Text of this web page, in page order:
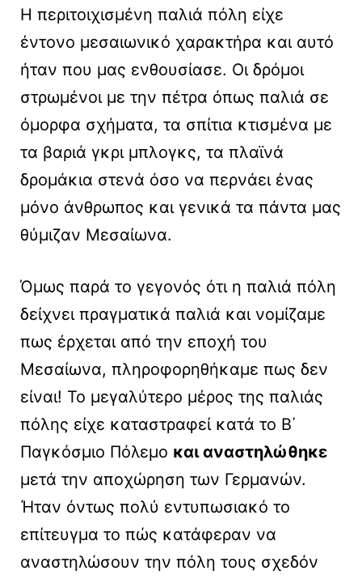
Η περιτοιχισμένη παλιά πόλη είχε
έντονο μεσαιωνικό χαρακτήρα και αυτό
ήταν που μας ενθουσίασε. Οι δρόμοι
στρωμένοι με την πέτρα όπως παλιά σε
όμορφα σχήματα, τα σπίτια κτισμένα με
τα βαριά γκρι μπλογκς, τα πλαϊνά
δρομάκια στενά όσο να περνάει ένας
μόνο άνθρωπος και γενικά τα πάντα μας
θύμιζαν Μεσαίωνα.
Όμως παρά το γεγονός ότι η παλιά πόλη
δείχνει πραγματικά παλιά και νομίζαμε
πως έρχεται από την εποχή του
Μεσαίωνα, πληροφορηθήκαμε πως δεν
είναι! Το μεγαλύτερο μέρος της παλιάς
πόλης είχε καταστραφεί κατά το Β΄
Παγκόσμιο Πόλεμο και αναστηλώθηκε
μετά την αποχώρηση των Γερμανών.
Ήταν όντως πολύ εντυπωσιακό το
επίτευγμα το πώς κατάφεραν να
αναστηλώσουν την πόλη τους σχεδόν